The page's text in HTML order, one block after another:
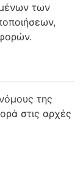
των
της
στις αρχές